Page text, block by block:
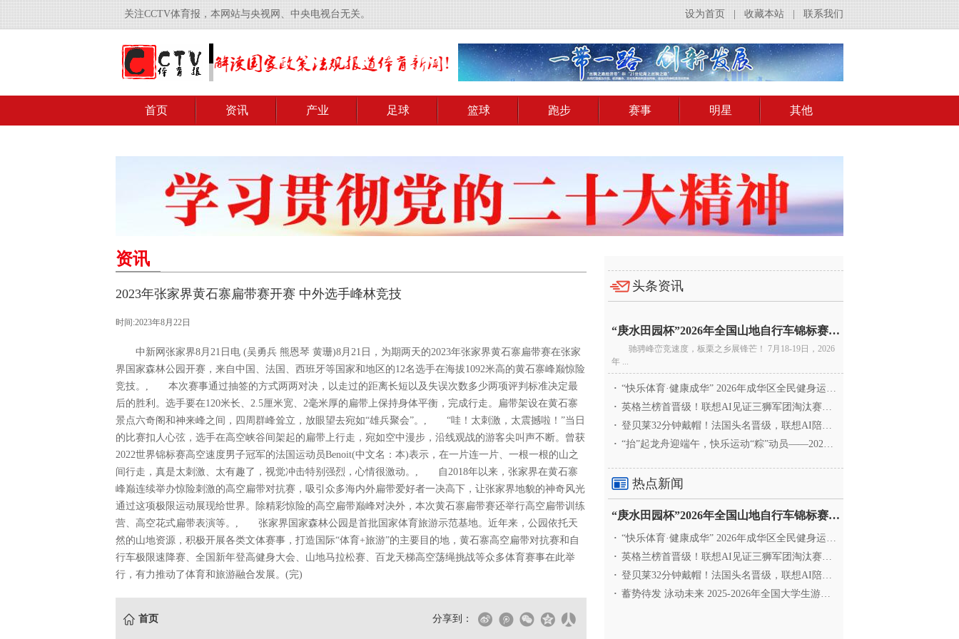
关注CCTV体育报，本网站与央视网、中央电视台无关。 联系我们
收藏本站
设为首页
首页 资讯 产业 足球 篮球 跑步 赛事 明星 其他
资讯
2023年张家界黄石寨扁带赛开赛 中外选手峰林竞技
时间:2023年8月22日
中新网张家界8月21日电 (吴勇兵 熊恩琴 黄珊)8月21日，为期两天的2023年张家界黄石寨扁带赛在张家
界国家森林公园开赛，来自中国、法国、西班牙等国家和地区的12名选手在海拔1092米高的黄石寨峰巅惊险
竞技。, 本次赛事通过抽签的方式两两对决，以走过的距离长短以及失误次数多少两项评判标准决定最
后的胜利。选手要在120米长、2.5厘米宽、2毫米厚的扁带上保持身体平衡，完成行走。扁带架设在黄石寨
景点六奇阁和神来峰之间，四周群峰耸立，放眼望去宛如“雄兵聚会”。, “哇！太刺激，太震撼啦！”当日
的比赛扣人心弦，选手在高空峡谷间架起的扁带上行走，宛如空中漫步，沿线观战的游客尖叫声不断。曾获
2022世界锦标赛高空速度男子冠军的法国运动员Benoit(中文名：本)表示，在一片连一片、一根一根的山之
间行走，真是太刺激、太有趣了，视觉冲击特别强烈，心情很激动。, 自2018年以来，张家界在黄石寨
峰巅连续举办惊险刺激的高空扁带对抗赛，吸引众多海内外扁带爱好者一决高下，让张家界地貌的神奇风光
通过这项极限运动展现给世界。除精彩惊险的高空扁带巅峰对决外，本次黄石寨扁带赛还举行高空扁带训练
营、高空花式扁带表演等。, 张家界国家森林公园是首批国家体育旅游示范基地。近年来，公园依托天
然的山地资源，积极开展各类文体赛事，打造国际“体育+旅游”的主要目的地，黄石寨高空扁带对抗赛和自
行车极限速降赛、全国新年登高健身大会、山地马拉松赛、百龙天梯高空荡绳挑战等众多体育赛事在此举
行，有力推动了体育和旅游融合发展。(完)
首页 分享到：
头条资讯
“庚水田园杯”2026年全国山地自行车锦标赛暨全国青年
驰骋峰峦竞速度，板栗之乡展锋芒！ 7月18-19日，2026
年 ...
· “快乐体育·健康成华” 2026年成华区全民健身运动会暨
· 英格兰榜首晋级！联想AI见证三狮军团淘汰赛征程
· 登贝莱32分钟戴帽！法国头名晋级，联想AI陪伴世界杯
· “抬”起龙舟迎端午，快乐运动“粽”动员——2026年成华区
热点新闻
“庚水田园杯”2026年全国山地自行车锦标赛暨全国青年
· “快乐体育·健康成华” 2026年成华区全民健身运动会暨
· 英格兰榜首晋级！联想AI见证三狮军团淘汰赛征程
· 登贝莱32分钟戴帽！法国头名晋级，联想AI陪伴世界杯
· 蓄势待发 泳动未来 2025-2026年全国大学生游泳锦标赛